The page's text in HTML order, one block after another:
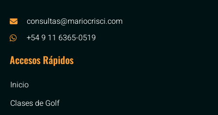
consultas@mariocrisci.com
+54 9 11 6365-0519
Accesos Rápidos
Inicio
Clases de Golf